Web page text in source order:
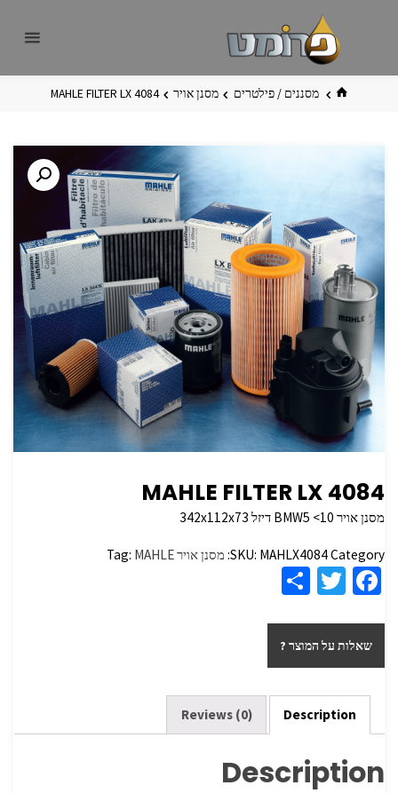
בית מסננים / פילטרים מסנן אויר MAHLE FILTER LX 4084
MAHLE FILTER LX 4084
מסנן אויר BMW5 <10 דיזל 342x112x73
SKU: MAHLX4084Category: מסנן אויר Tag: MAHLE
Fa
b
o
o
k
T
tt
er
ar
e
שאלות על המוצר ?
Description
Reviews (0)
Description